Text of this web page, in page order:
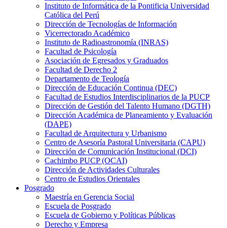
Instituto de Informática de la Pontificia Universidad
Católica del Perú
Dirección de Tecnologías de Información
Vicerrectorado Académico
Instituto de Radioastronomía (INRAS)
Facultad de Psicología
Asociación de Egresados y Graduados
Facultad de Derecho 2
Departamento de Teología
Dirección de Educación Continua (DEC)
Facultad de Estudios Interdisciplinarios de la PUCP
Dirección de Gestión del Talento Humano (DGTH)
Dirección Académica de Planeamiento y Evaluación
(DAPE)
Facultad de Arquitectura y Urbanismo
Centro de Asesoría Pastoral Universitaria (CAPU)
Dirección de Comunicación Institucional (DCI)
Cachimbo PUCP (OCAI)
Dirección de Actividades Culturales
Centro de Estudios Orientales
Posgrado
Maestría en Gerencia Social
Escuela de Posgrado
Escuela de Gobierno y Políticas Públicas
Derecho y Empresa